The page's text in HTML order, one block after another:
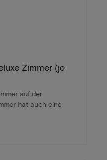
Zimmer (je
auf der
hat auch eine